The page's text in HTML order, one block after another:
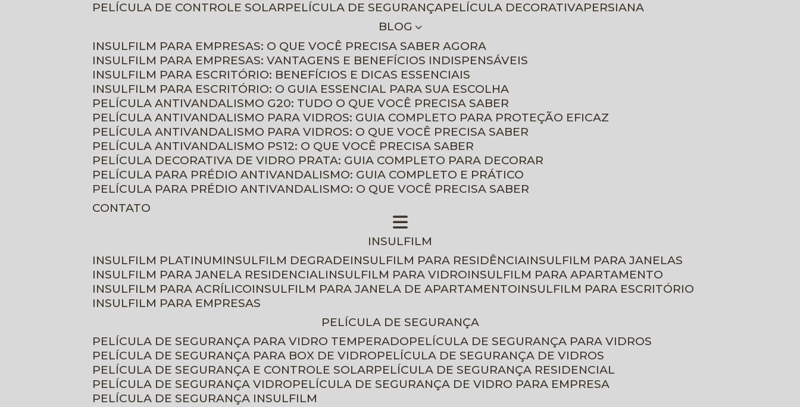
PELÍCULA DE CONTROLE SOLAR
PELÍCULA DE SEGURANÇA PELÍCULA DECORATIVA
PERSIANA
BLOG
INSULFILM PARA EMPRESAS: O QUE VOCÊ PRECISA SABER AGORA
INSULFILM PARA EMPRESAS: VANTAGENS E BENEFÍCIOS INDISPENSÁVEIS
INSULFILM PARA ESCRITÓRIO: BENEFÍCIOS E DICAS ESSENCIAIS
INSULFILM PARA ESCRITÓRIO: O GUIA ESSENCIAL PARA SUA ESCOLHA
PELÍCULA ANTIVANDALISMO G20: TUDO O QUE VOCÊ PRECISA SABER
PELÍCULA ANTIVANDALISMO PARA VIDROS: GUIA COMPLETO PARA PROTEÇÃO EFICAZ
PELÍCULA ANTIVANDALISMO PARA VIDROS: O QUE VOCÊ PRECISA SABER
PELÍCULA ANTIVANDALISMO PS12: O QUE VOCÊ PRECISA SABER
PELÍCULA DECORATIVA DE VIDRO PRATA: GUIA COMPLETO PARA DECORAR
PELÍCULA PARA PRÉDIO ANTIVANDALISMO: GUIA COMPLETO E PRÁTICO
PELÍCULA PARA PRÉDIO ANTIVANDALISMO: O QUE VOCÊ PRECISA SABER
CONTATO
INSULFILM
INSULFILM PLATINUM INSULFILM DEGRADE INSULFILM PARA RESIDÊNCIA INSULFILM PARA JANELAS
INSULFILM PARA JANELA RESIDENCIAL INSULFILM PARA VIDRO INSULFILM PARA APARTAMENTO
INSULFILM PARA ACRÍLICO INSULFILM PARA JANELA DE APARTAMENTO INSULFILM PARA ESCRITÓRIO
INSULFILM PARA EMPRESAS
PELÍCULA DE SEGURANÇA
PELÍCULA DE SEGURANÇA PARA VIDRO TEMPERADO
PELÍCULA DE SEGURANÇA PARA VIDROS
PELÍCULA DE SEGURANÇA PARA BOX DE VIDRO
PELÍCULA DE SEGURANÇA DE VIDROS
PELÍCULA DE SEGURANÇA E CONTROLE SOLAR
PELÍCULA DE SEGURANÇA RESIDENCIAL
PELÍCULA DE SEGURANÇA VIDRO
PELÍCULA DE SEGURANÇA DE VIDRO PARA EMPRESA
PELÍCULA DE SEGURANÇA INSULFILM